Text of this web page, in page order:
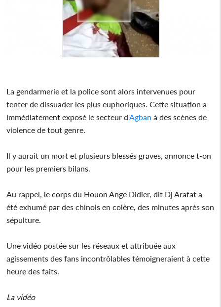
La gendarmerie et la police sont alors intervenues pour
tenter de dissuader les plus euphoriques. Cette situation a
immédiatement exposé le secteur d'Agban à des scènes de
violence de tout genre.
Il y aurait un mort et plusieurs blessés graves, annonce t-on
pour les premiers bilans.
Au rappel, le corps du Houon Ange Didier, dit Dj Arafat a
été exhumé par des chinois en colère, des minutes après son
sépulture.
Une vidéo postée sur les réseaux et attribuée aux
agissements des fans incontrôlables témoigneraient à cette
heure des faits.
La vidéo